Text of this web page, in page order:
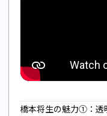
橋本将生の魅力①：透